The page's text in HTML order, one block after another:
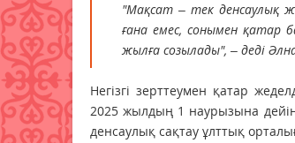
"Мақсат – тек денсаулық
ғана емес, сонымен қатар
жылға созылады", – деді
Негізгі зерттеумен қатар
2025 жылдың 1 наурызына
денсаулық сақтау ұлттық